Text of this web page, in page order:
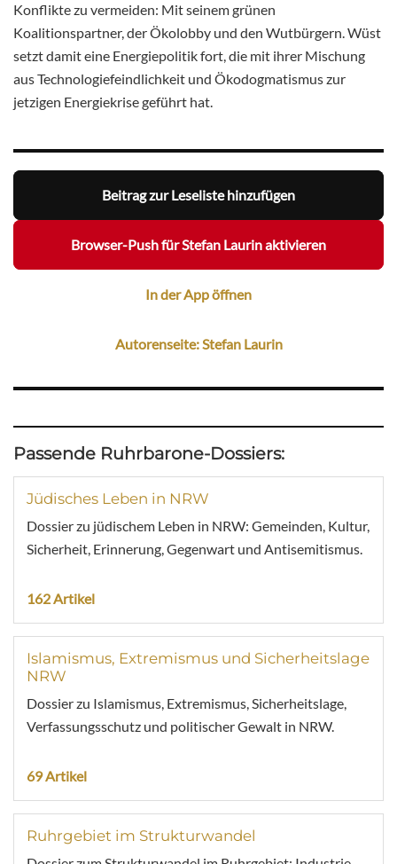
Konflikte zu vermeiden: Mit seinem grünen
Koalitionspartner, der Ökolobby und den Wutbürgern. Wüst
setzt damit eine Energiepolitik fort, die mit ihrer Mischung
aus Technologiefeindlichkeit und Ökodogmatismus zur
jetzigen Energiekrise geführt hat.
Beitrag zur Leseliste hinzufügen
Browser-Push für Stefan Laurin aktivieren
In der App öffnen
Autorenseite: Stefan Laurin
Passende Ruhrbarone-Dossiers:
Jüdisches Leben in NRW
Dossier zu jüdischem Leben in NRW: Gemeinden, Kultur,
Sicherheit, Erinnerung, Gegenwart und Antisemitismus.
162 Artikel
Islamismus, Extremismus und Sicherheitslage
NRW
Dossier zu Islamismus, Extremismus, Sicherheitslage,
Verfassungsschutz und politischer Gewalt in NRW.
69 Artikel
Ruhrgebiet im Strukturwandel